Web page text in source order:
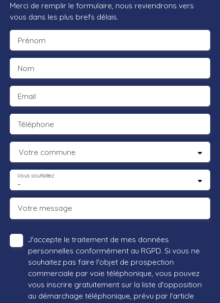
Merci de remplir le formulaire, nous reviendrons vers
vous dans les plus brefs délais.
Prénom
Nom
Email
Téléphone
Votre commune
-
Vous souhaitez
Votre message
J'accepte le traitement de mes données
personnelles conformément au RGPD. Si vous ne
souhaitez pas faire l'objet de prospection
commerciale par voie téléphonique, vous pouvez
vous inscrire gratuitement sur la liste d'opposition
au démarchage téléphonique, prévu par l'article